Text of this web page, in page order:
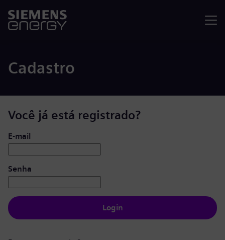
Cadastro
Você já está registrado?
Login: usuário e senha
E-mail
Senha
Login